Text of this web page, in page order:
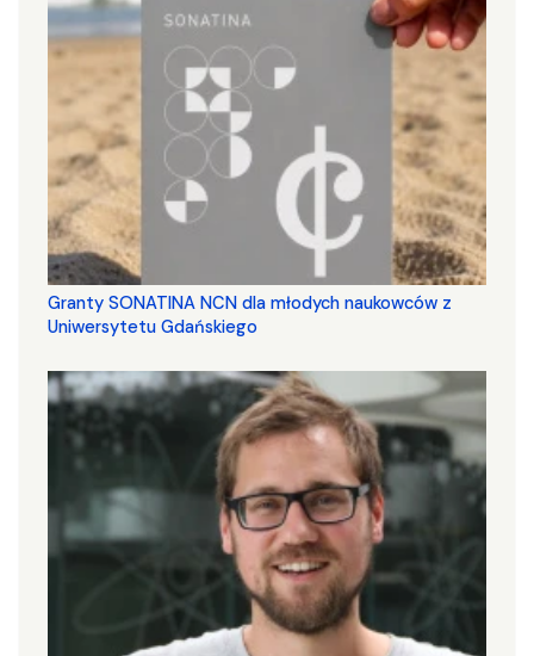
Granty SONATINA NCN dla młodych naukowców z
Uniwersytetu Gdańskiego